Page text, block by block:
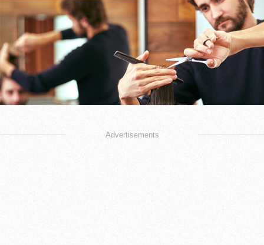
Advertisements